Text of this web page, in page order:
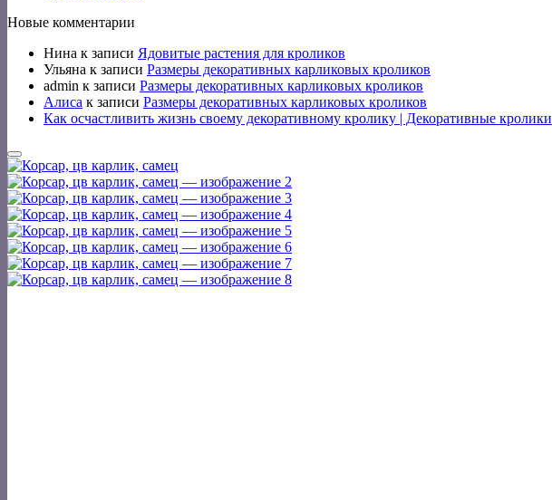
Новые комментарии
Нина к записи Ядовитые растения для кроликов
Ульяна к записи Размеры декоративных карликовых кроликов
admin к записи Размеры декоративных карликовых кроликов
Алиса к записи Размеры декоративных карликовых кроликов
Как осчастливить жизнь своему декоративному кролику | Декоративные кролики